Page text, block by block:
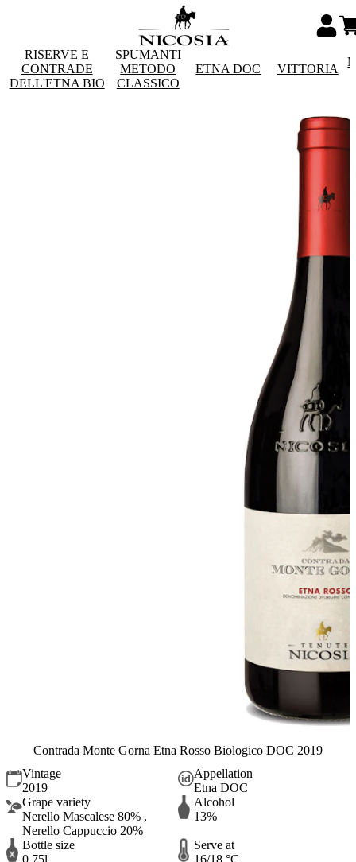
RISERVE E
CONTRADE
DELL'ETNA BIO
SPUMANTI
METODO
CLASSICO
ETNA DOC VITTORIA
Contrada Monte Gorna Etna Rosso Biologico DOC 2019
Vintage
2019
Appellation
Etna DOC
Grape variety
Nerello Mascalese 80% ,
Nerello Cappuccio 20%
Alcohol
13%
Bottle size
0.75l
Serve at
16/18 °C